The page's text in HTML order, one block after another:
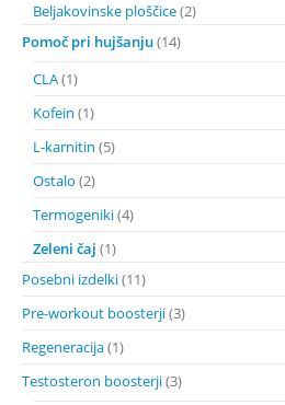
Beljakovinske ploščice(2)
Pomoč pri hujšanju(14)
CLA(1)
Kofein (1)
L-karnitin (5)
Ostalo (2)
Termogeniki(4)
Zeleni čaj (1)
Posebni izdelki(11)
Pre-workout boosterji(3)
Regeneracija(1)
Testosteron boosterji(3)